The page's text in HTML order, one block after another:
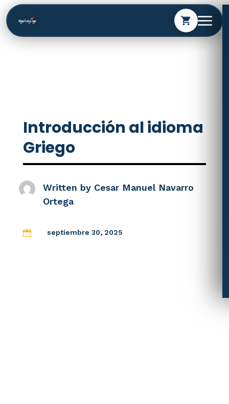
shopping_cart
Introducción al idioma
Griego
Written by Cesar Manuel Navarro
Ortega
 septiembre 30, 2025